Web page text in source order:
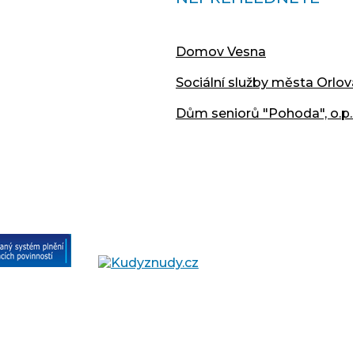
Domov Vesna
Sociální služby města
Dům seniorů "Pohoda",